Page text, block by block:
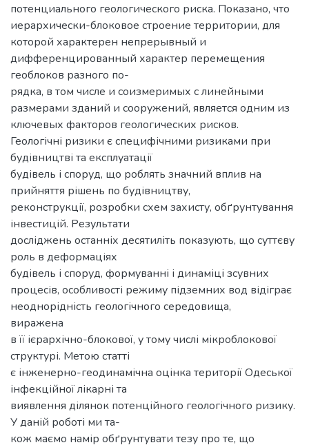
потенциального геологического риска. Показано, что
иерархически-блоковое строение территории, для
которой характерен непрерывный и
дифференцированный характер перемещения
геоблоков разного по-
рядка, в том числе и соизмеримых с линейными
размерами зданий и сооружений, является одним из
ключевых факторов геологических рисков.
Геологічні ризики є специфічними ризиками при
будівництві та експлуатації
будівель і споруд, що роблять значний вплив на
прийняття рішень по будівництву,
реконструкції, розробки схем захисту, обґрунтування
інвестицій. Результати
досліджень останніх десятиліть показують, що суттєву
роль в деформаціях
будівель і споруд, формуванні і динаміці зсувних
процесів, особливості режиму підземних вод відіграє
неоднорідність геологічного середовища,
виражена
в її ієрархічно-блокової, у тому числі мікроблокової
структурі. Метою статті
є інженерно-геодинамічна оцінка території Одеської
інфекційної лікарні та
виявлення ділянок потенційного геологічного ризику.
У даній роботі ми та-
кож маємо намір обґрунтувати тезу про те, що